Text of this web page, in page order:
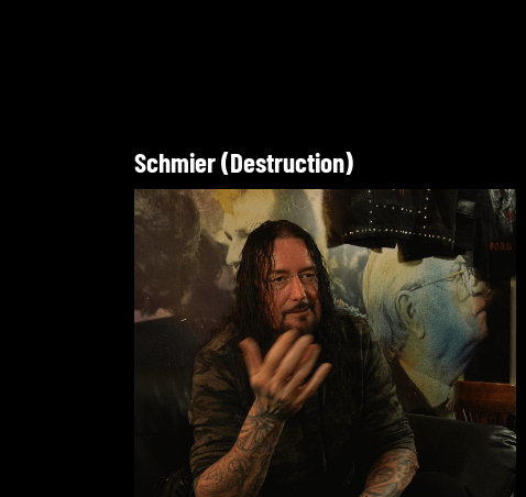
Schmier (Destruction)